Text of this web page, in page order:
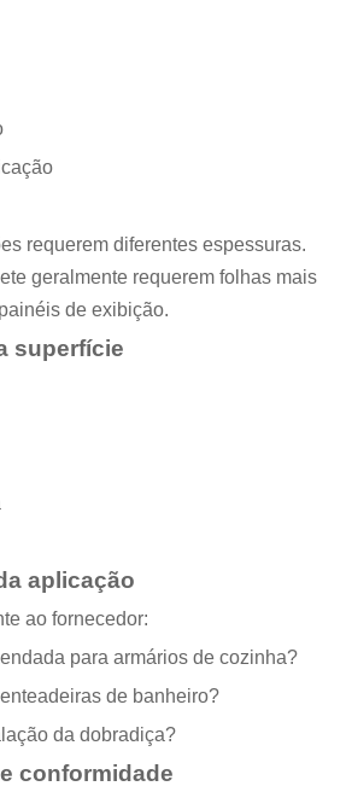
requerem diferentes espessuras.
geralmente requerem folhas mais
de exibição.
superfície
aplicação
ao fornecedor:
para armários de cozinha?
de banheiro?
da dobradiça?
conformidade